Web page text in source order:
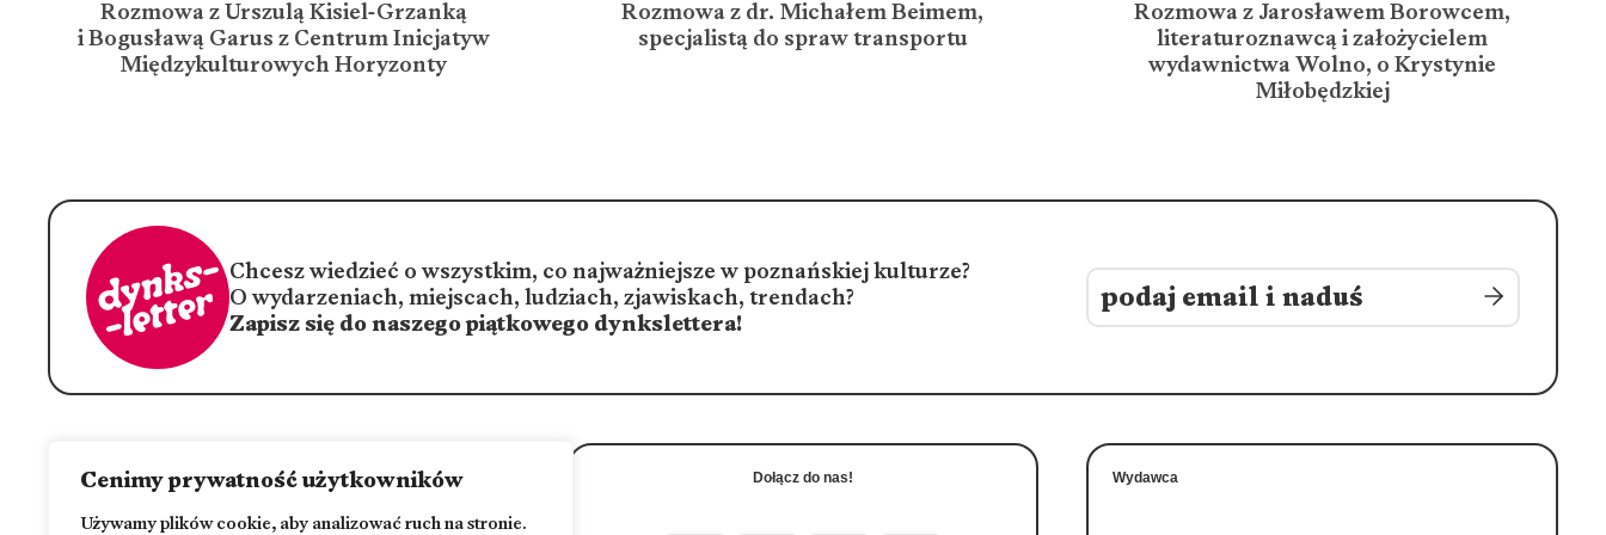
Cenimy prywatność użytkowników
Używamy plików cookie, aby analizować ruch na stronie.
Rozmowa z Urszulą Kisiel-Grzanką
i Bogusławą Garus z Centrum Inicjatyw
Międzykulturowych Horyzonty
Rozmowa z dr. Michałem Beimem,
specjalistą do spraw transportu
Rozmowa z Jarosławem Borowcem,
literaturoznawcą i założycielem
wydawnictwa Wolno, o Krystynie
Miłobędzkiej
Chcesz wiedzieć o wszystkim, co najważniejsze w poznańskiej kulturze?
O wydarzeniach, miejscach, ludziach, zjawiskach, trendach?
Zapisz się do naszego piątkowego dynkslettera!
Jesteśmy częścią Estrady Poznańskiej, instytucji kultury
Miasta Poznania
Dołącz do nas! Wydawca